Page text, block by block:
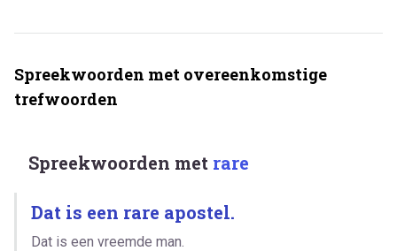
Spreekwoorden met overeenkomstige
trefwoorden
Spreekwoorden met rare
Dat is een rare apostel.
Dat is een vreemde man.